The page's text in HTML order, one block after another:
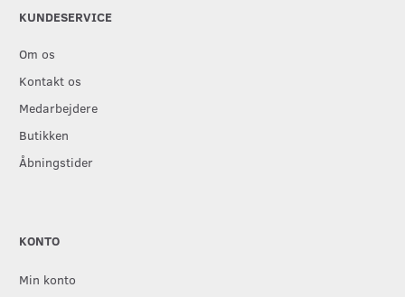
KUNDESERVICE
Om os
Kontakt os
Medarbejdere
Butikken
Åbningstider
KONTO
Min konto